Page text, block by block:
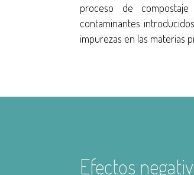
proceso de
contaminantes
impurezas en las materias
Efectos